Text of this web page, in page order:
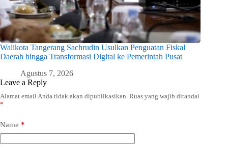
Walikota Tangerang Sachrudin Usulkan Penguatan Fiskal
Daerah hingga Transformasi Digital ke Pemerintah Pusat
Agustus 7, 2026
Leave a Reply
Alamat email Anda tidak akan dipublikasikan. Ruas yang wajib ditandai
*
Name *